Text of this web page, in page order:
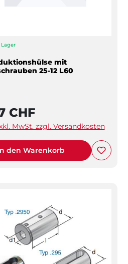
Lager
mit
25-12 L60
CHF
MwSt. zzgl. Versandkosten
den Warenkorb